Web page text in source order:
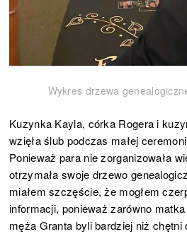
Wykres drzewa
Kuzynka Kayla, córka Rogera i
wzięła ślub podczas małej
Ponieważ para nie zorganizowała
otrzymała swoje drzewo
miałem szczęście, że mogłem
informacji, ponieważ zarówno
męża Granta byli bardziej niż chętni